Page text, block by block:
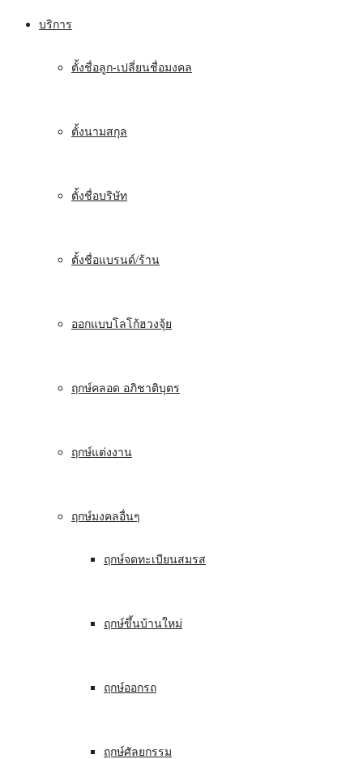
บริการ
ตั้งชื่อลูก-เปลี่ยนชื่อมงคล
ตั้งนามสกุล
ตั้งชื่อบริษัท
ตั้งชื่อแบรนด์/ร้าน
ออกแบบโลโก้ฮวงจุ้ย
ฤกษ์คลอด อภิชาติบุตร
ฤกษ์แต่งงาน
ฤกษ์มงคลอื่นๆ
ฤกษ์จดทะเบียนสมรส
ฤกษ์ขึ้นบ้านใหม่
ฤกษ์ออกรถ
ฤกษ์ศัลยกรรม